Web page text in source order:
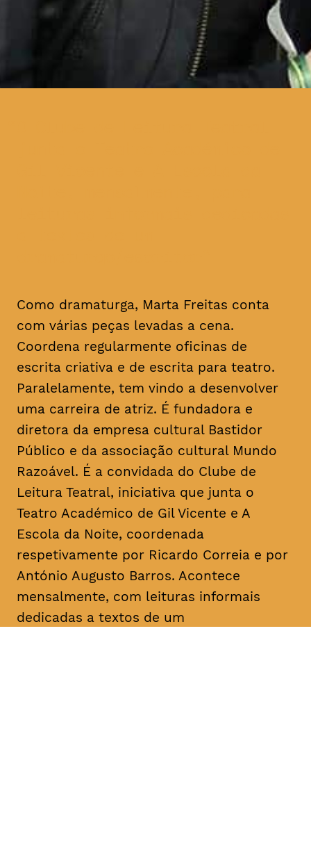
Como dramaturga, Marta Freitas conta
com várias peças levadas a cena.
Coordena regularmente oficinas de
escrita criativa e de escrita para teatro.
Paralelamente, tem vindo a desenvolver
uma carreira de atriz. É fundadora e
diretora da empresa cultural Bastidor
Público e da associação cultural Mundo
Razoável. É a convidada do Clube de
Leitura Teatral, iniciativa que junta o
Teatro Académico de Gil Vicente e A
Escola da Noite, coordenada
respetivamente por Ricardo Correia e por
António Augusto Barros. Acontece
mensalmente, com leituras informais
dedicadas a textos de um